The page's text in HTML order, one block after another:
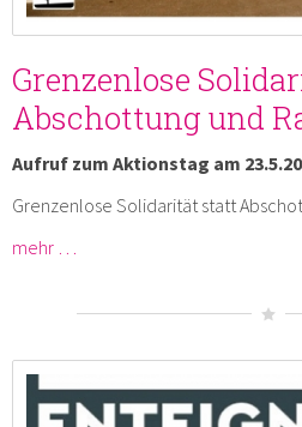
Grenzenlose
Abschottung und
Aufruf zum Aktionstag am
Grenzenlose Solidarität statt
mehr …